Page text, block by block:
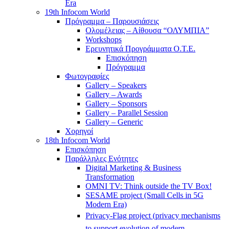
Era
19th Infocom World
Πρόγραμμα – Παρουσιάσεις
Ολομέλειας – Αίθουσα “ΟΛΥΜΠΙΑ”
Workshops
Ερευνητικά Προγράμματα Ο.Τ.Ε.
Επισκόπηση
Πρόγραμμα
Φωτογραφίες
Gallery – Speakers
Gallery – Awards
Gallery – Sponsors
Gallery – Parallel Session
Gallery – Generic
Χορηγοί
18th Infocom World
Επισκόπηση
Παράλληλες Ενότητες
Digital Marketing & Business
Transformation
OMNI TV: Think outside the TV Box!
SESAME project (Small Cells in 5G
Modern Era)
Privacy-Flag project (privacy mechanisms